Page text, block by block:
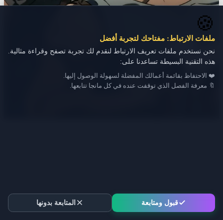
🍪
ملفات الارتباط: مفتاحك لتجربة أفضل
نحن نستخدم ملفات تعريف الارتباط لنقدم لك تجربة تصفح وقراءة مثالية.
هذه التقنية البسيطة تساعدنا على:
❤️ الاحتفاظ بقائمة أعمالك المفضلة لسهولة الوصول إليها.
🔖 معرفة الفصل الذي توقفت عنده في كل مانجا تتابعها.
قبول ومتابعة المتابعة بدونها